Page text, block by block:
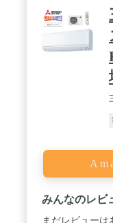
ん。) / 質量：
冷房能力：
(18～28平方メ
1500)W / 【暖
温2℃時の暖房
(18～23平方メ
みんなのレビ
まだレビューは